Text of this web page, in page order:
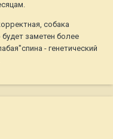
собака
заметен более
- генетический